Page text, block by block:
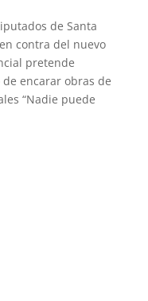
de Santa
contra del nuevo
pretende
encarar obras de
“Nadie puede